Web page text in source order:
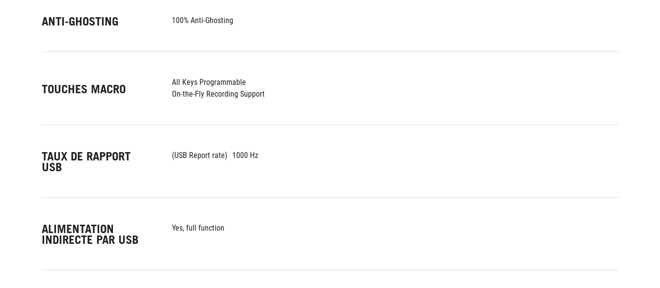
ANTI-GHOSTING 100% Anti-Ghosting
TOUCHES MACRO
All Keys Programmable
On-the-Fly Recording Support
TAUX DE RAPPORT
USB
(USB Report rate) 1000 Hz
ALIMENTATION
INDIRECTE PAR USB
Yes, full function